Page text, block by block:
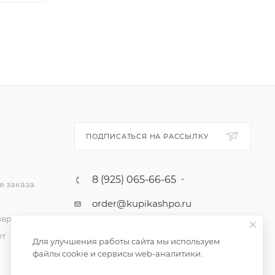
заказа
ПОДПИСАТЬСЯ НА РАССЫЛКУ
8 (925) 065-66-65
order@kupikashpo.ru
Для улучшения работы сайта мы используем
файлы cookie и сервисы web-аналитики.